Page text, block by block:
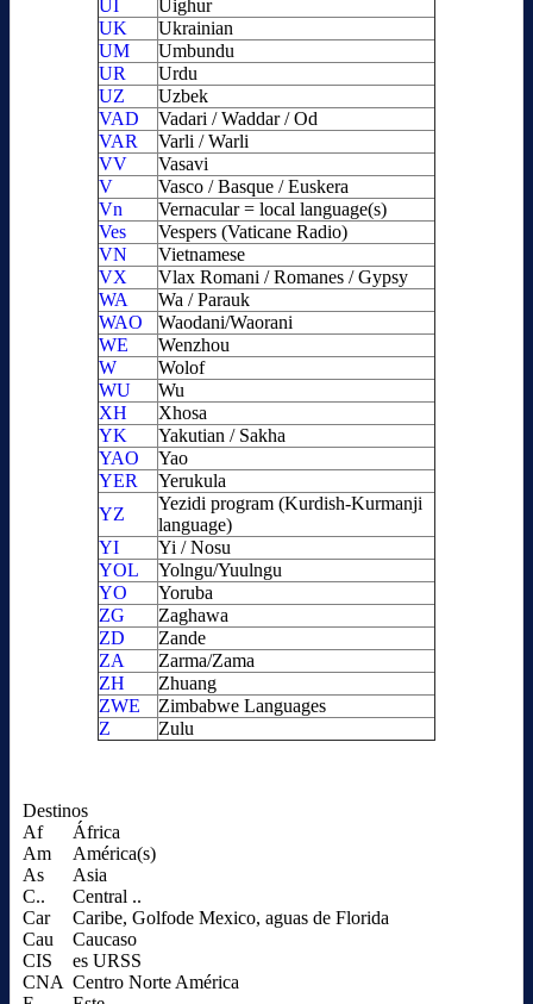
UI
Uighur
UK
Ukrainian
UM
Umbundu
UR
Urdu
UZ
Uzbek
VAD
Vadari / Waddar / Od
VAR
Varli / Warli
VV
Vasavi
V
Vasco / Basque / Euskera
Vn
Vernacular = local language(s)
Ves
Vespers (Vaticane Radio)
VN
Vietnamese
VX
Vlax Romani / Romanes / Gypsy
WA
Wa / Parauk
WAO
Waodani/Waorani
WE
Wenzhou
W
Wolof
WU
Wu
XH
Xhosa
YK
Yakutian / Sakha
YAO
Yao
YER
Yerukula
YZ
Yezidi program (Kurdish-Kurmanji
language)
YI
Yi / Nosu
YOL
Yolngu/Yuulngu
YO
Yoruba
ZG
Zaghawa
ZD
Zande
ZA
Zarma/Zama
ZH
Zhuang
ZWE
Zimbabwe Languages
Z
Zulu
Destinos
Af
África
Am
América(s)
As
Asia
C..
Central ..
Car
Caribe, Golfode Mexico, aguas de Florida
Cau
Caucaso
CIS
es URSS
CNA Centro Norte América